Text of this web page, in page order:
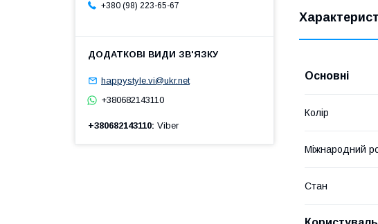
Основні
Колір
Міжнародний
Стан
+380 (98) 223-65-67
happystyle.vi@ukr.net
+380682143110
+380682143110 Viber